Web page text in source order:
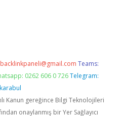
backlinkpaneli@gmail.com Teams:
0262 606 0 726 Telegram:
Kanun gereğince Bilgi Teknolojileri
onaylanmış bir Yer Sağlayıcı